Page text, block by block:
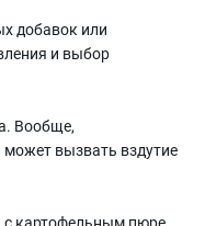
добавок или
и выбор
Вообще,
может вызвать вздутие